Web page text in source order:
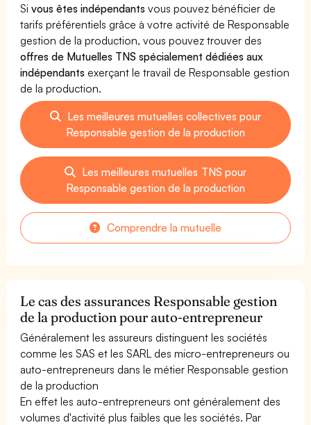
Sivous êtes indépendants vous pouvez bénéficier de
tarifs préférentiels grâce à votre activité de Responsable
gestion de la production, vous pouvez trouver des
offres de Mutuelles TNS spécialement dédiées aux
indépendants exerçant le travail de Responsable gestion
de la production.
Les meilleures mutuelles collectives pour
Responsable gestion de la production
Les meilleures mutuelles TNS pour
Responsable gestion de la production
Comprendre la mutuelle
Le cas des assurances Responsable gestion
de la production pour auto-entrepreneur
Généralement les assureurs distinguent les sociétés
comme les SAS et les SARL des micro-entrepreneurs ou
auto-entrepreneurs dans le métier Responsable gestion
de la production
En effet les auto-entrepreneurs ont généralement des
volumes d'activité plus faibles que les sociétés. Par